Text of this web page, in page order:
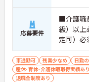
応募要件
■介護職
級）以
定可）
車通勤可 残業少なめ 日勤
産休･育休･介護休暇取得実績あり
退職金制度あり